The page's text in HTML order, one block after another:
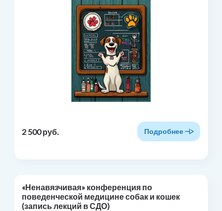
2 500 руб. Подробнее
«Ненавязчивая» конференция по
поведенческой медицине собак и кошек
(запись лекций в СДО)